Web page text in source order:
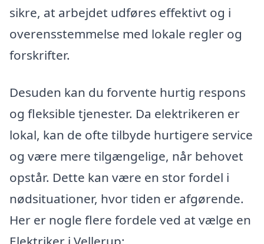
sikre, at arbejdet udføres effektivt og i
overensstemmelse med lokale regler og
forskrifter.
Desuden kan du forvente hurtig respons
og fleksible tjenester. Da elektrikeren er
lokal, kan de ofte tilbyde hurtigere service
og være mere tilgængelige, når behovet
opstår. Dette kan være en stor fordel i
nødsituationer, hvor tiden er afgørende.
Her er nogle flere fordele ved at vælge en